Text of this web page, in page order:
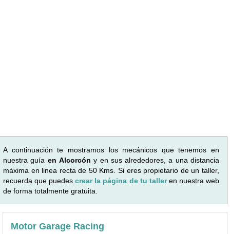
A continuación te mostramos los mecánicos que tenemos en
nuestra guía en Alcorcón y en sus alrededores, a una distancia
máxima en linea recta de 50 Kms. Si eres propietario de un taller,
recuerda que puedescrear la página de tu talleren nuestra web
de forma totalmente gratuita.
Motor Garage Racing